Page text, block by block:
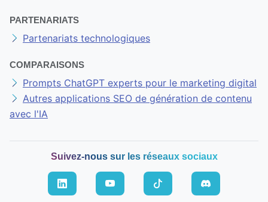
PARTENARIATS
Partenariats technologiques
COMPARAISONS
Prompts ChatGPT experts pour le marketing digital
Autres applications SEO de génération de contenu
avec l'IA
Suivez-nous sur les réseaux sociaux